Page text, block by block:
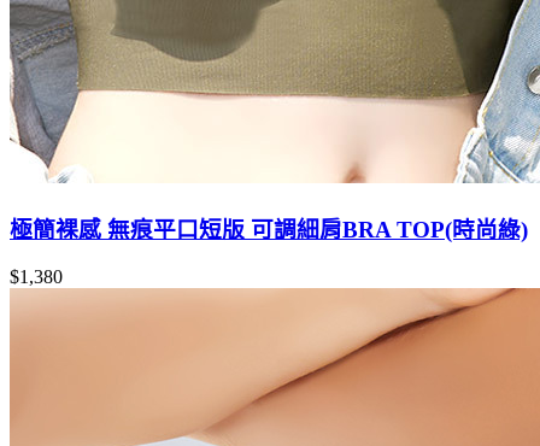
極簡裸感 無痕平口短版 可調細肩BRA TOP(時尚綠)
$1,380